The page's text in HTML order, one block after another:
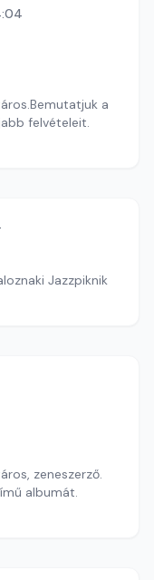
a
felvételeit.
Jazzpiknik
zeneszerző.
albumát.